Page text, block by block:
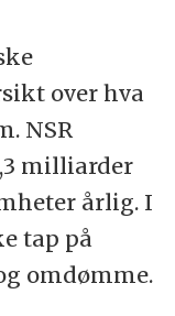
over hva
NSR
milliarder
årlig. I
tap på
omdømme.